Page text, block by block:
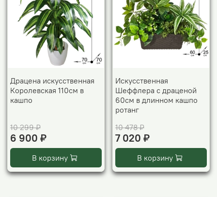
Драцена искусственная
Королевская 110см в
кашпо
10 299 ₽
6 900 ₽
В корзину
Искусственная
Шеффлера с драценой
60см в длинном кашпо
ротанг
10 478 ₽
7 020 ₽
В корзину